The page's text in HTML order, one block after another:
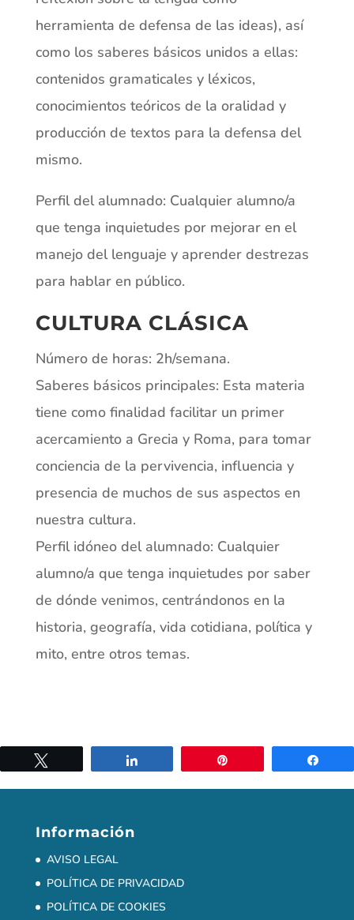
herramienta de defensa de las ideas), así
como los saberes básicos unidos a ellas:
contenidos gramaticales y léxicos,
conocimientos teóricos de la oralidad y
producción de textos para la defensa del
mismo.
Perfil del alumnado: Cualquier alumno/a
que tenga inquietudes por mejorar en el
manejo del lenguaje y aprender destrezas
para hablar en público.
CULTURA CLÁSICA
Número de horas: 2h/semana.
Saberes básicos principales: Esta materia
tiene como finalidad facilitar un primer
acercamiento a Grecia y Roma, para tomar
conciencia de la pervivencia, influencia y
presencia de muchos de sus aspectos en
nuestra cultura.
Perfil idóneo del alumnado: Cualquier
alumno/a que tenga inquietudes por saber
de dónde venimos, centrándonos en la
historia, geografía, vida cotidiana, política y
mito, entre otros temas.
Información
AVISO LEGAL
POLÍTICA DE PRIVACIDAD
POLÍTICA DE COOKIES